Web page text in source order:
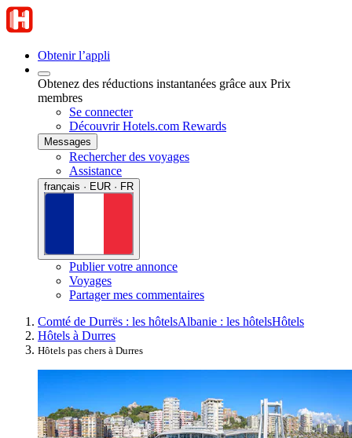
Obtenir l’appli
Obtenez des réductions instantanées grâce aux Prix
membres
Se connecter
Découvrir Hotels.com Rewards
Messages
Rechercher des voyages
Assistance
français · EUR · FR
Publier votre annonce
Voyages
Partager mes commentaires
Comté de Durrës : les hôtelsAlbanie : les hôtelsHôtels
Hôtels à Durres
Hôtels pas chers à Durres